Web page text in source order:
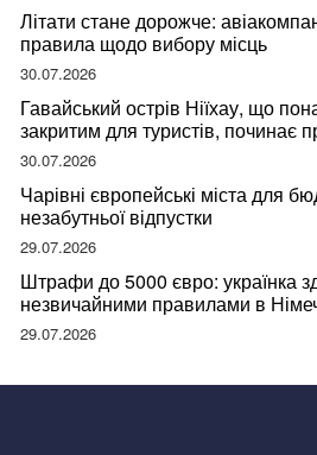
Літати стане дорожче:
правила щодо вибору місць
30.07.2026
Гавайський острів Ніїхау, що
закритим для туристів, починає
відвідувачів
30.07.2026
Чарівні європейські міста для
незабутньої відпустки
29.07.2026
Штрафи до 5000 євро: українка
незвичайними правилами в
правдою
29.07.2026